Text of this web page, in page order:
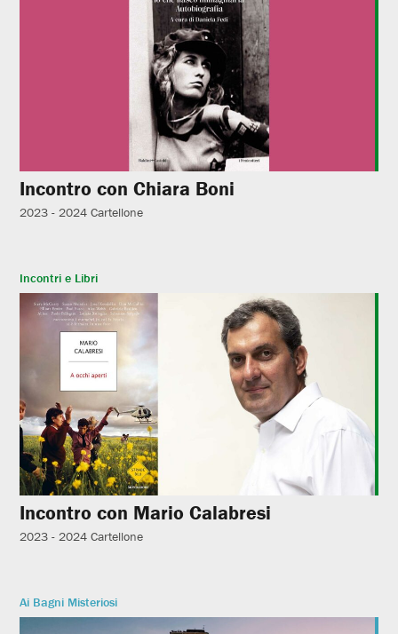
Incontro con Chiara Boni
2023 - 2024 Cartellone
Incontri e Libri
Incontro con Mario Calabresi
2023 - 2024 Cartellone
Ai Bagni Misteriosi